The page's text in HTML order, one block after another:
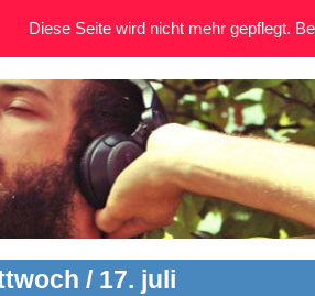
/ 17. juli
Diese Seite wird nicht mehr gepflegt.